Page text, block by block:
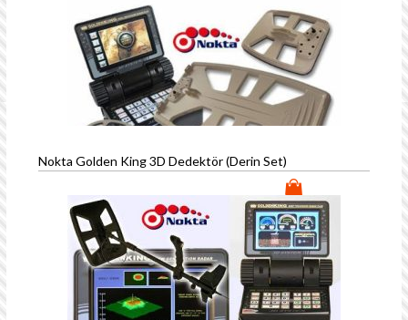
Nokta Golden King 3D Dedektör (Derin Set)